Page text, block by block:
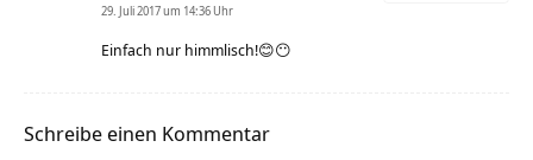
29. Juli 2017 um 14:36 Uhr
Einfach nur himmlisch!😊😶
Schreibe einen Kommentar